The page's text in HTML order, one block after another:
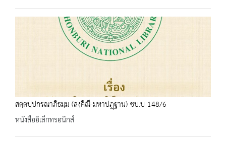
สตฺตปฺปกรณาภิธมฺม (สงฺคิณี-มหาปฎฺฐาน) ชบ.บ 148/6
หนังสืออิเล็กทรอนิกส์